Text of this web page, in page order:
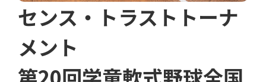
センス・トラストトーナ
メント